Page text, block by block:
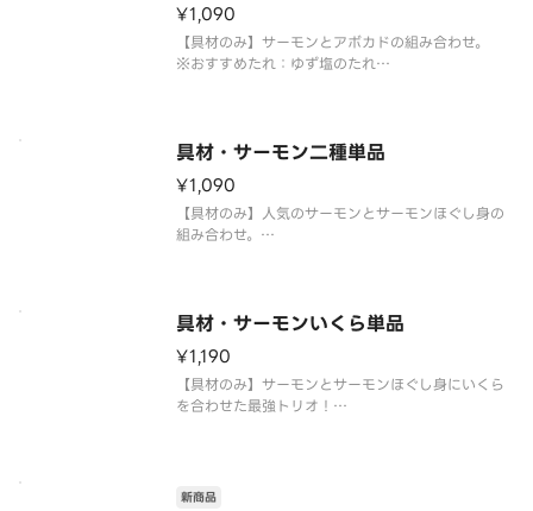
¥1,090
【具材のみ】サーモンとアボカドの組み合わせ。
※おすすめたれ：ゆず塩のたれ
具材・サーモン二種単品
¥1,090
【具材のみ】人気のサーモンとサーモンほぐし身の
組み合わせ。
具材・サーモンいくら単品
¥1,190
【具材のみ】サーモンとサーモンほぐし身にいくら
を合わせた最強トリオ！
新商品